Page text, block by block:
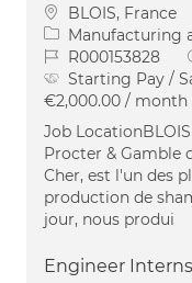
Location
BLOIS, France
Category
Manufacturing
Job IdR000153828
Starting Pay /
€2,000.00 / month
Job
Procter & Gamble
Cher, est l'un des
production de
jour, nous produi
Engineer